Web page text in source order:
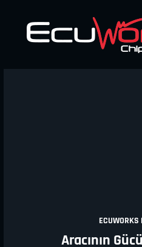
ECUWORKS
Aracının